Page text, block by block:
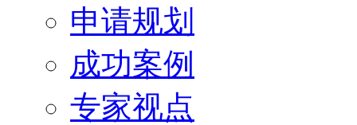
申请规划
成功案例
专家视点